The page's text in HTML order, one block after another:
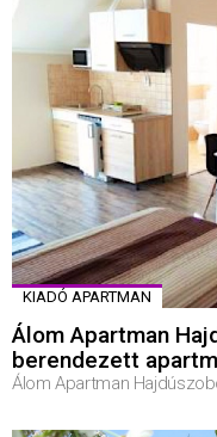
KIADÓ APARTMAN
Álom Apartman
berendezett
Álom Apartman